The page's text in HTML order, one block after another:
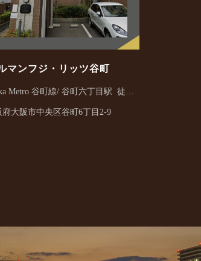
マンフジ・リッツ谷町
谷町線/ 谷町六丁目駅 徒歩2
府大阪市中央区谷町6丁目2-9